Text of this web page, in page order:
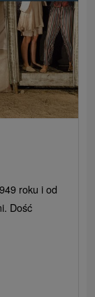
roku i od
Dość